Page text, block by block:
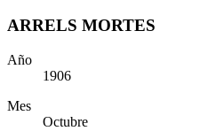
ARRELS MORTES
Año
1906
Mes
Octubre